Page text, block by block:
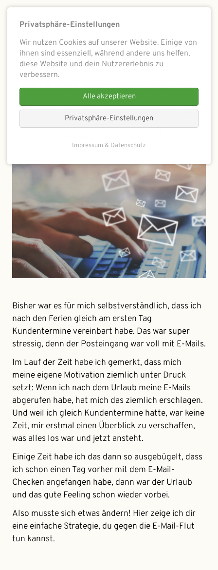
Privatsphäre-Einstellungen
Wir nutzen Cookies auf unserer Website. Einige von
ihnen sind essenziell, während andere uns helfen,
diese Website und dein Nutzererlebnis zu
verbessern.
Alle akzeptieren
Privatsphäre-Einstellungen
Impressum & Datenschutz
# Produktiv
E-Mail-Flut nach dem
Urlaub? So bekommt du
sie in den Griff
Bisher war es für mich selbstverständlich, dass ich
nach den Ferien gleich am ersten Tag
Kundentermine vereinbart habe. Das war super
stressig, denn der Posteingang war voll mit E-Mails.
Im Lauf der Zeit habe ich gemerkt, dass mich
meine eigene Motivation ziemlich unter Druck
setzt: Wenn ich nach dem Urlaub meine E-Mails
abgerufen habe, hat mich das ziemlich erschlagen.
Und weil ich gleich Kundentermine hatte, war keine
Zeit, mir erstmal einen Überblick zu verschaffen,
was alles los war und jetzt ansteht.
Einige Zeit habe ich das dann so ausgebügelt, dass
ich schon einen Tag vorher mit dem E-Mail-
Checken angefangen habe, dann war der Urlaub
und das gute Feeling schon wieder vorbei.
Also musste sich etwas ändern! Hier zeige ich dir
eine einfache Strategie, du gegen die E-Mail-Flut
tun kannst.